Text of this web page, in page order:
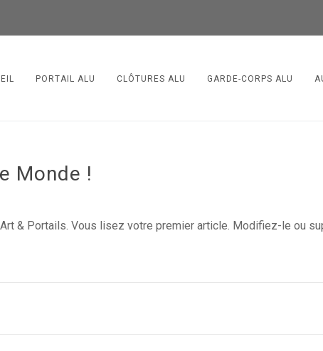
PORTAIL ALU CLÔTURES ALU GARDE-CORPS ALU
Monde !
& Portails. Vous lisez votre premier article. Modifiez-le ou